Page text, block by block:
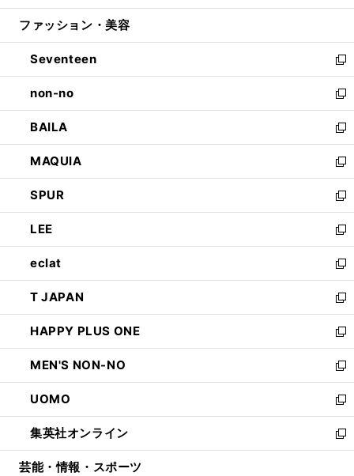
開
ウ
開
く
ン
ウ
で
開
く
ウ
ン
ド
ウ
で
開
く
ファッション・美容
Seventeen
新
し
い
ウ
ィ
ン
ド
ウ
で
開
く
non-no
新
し
い
ウ
ィ
ン
ド
ウ
で
開
く
BAILA
新
し
い
ウ
ィ
ン
ド
ウ
で
開
く
MAQUIA
新
し
い
ウ
ィ
ン
ド
ウ
で
開
く
SPUR
新
し
い
ウ
ィ
ン
ド
ウ
で
開
く
LEE
新
し
い
ウ
ィ
ン
ド
ウ
で
開
く
eclat
新
し
い
ウ
ィ
ン
ド
ウ
で
開
く
T JAPAN
新
し
い
ウ
ィ
ン
ド
ウ
で
開
HAPPY PLUS ONE
新
し
い
ウ
ィ
ン
ド
ウ
MEN'S NON-NO
新
し
い
ウ
ィ
ン
UOMO
新
し
い
ウ
集英社オンライン
新
し
芸能・情報・スポーツ